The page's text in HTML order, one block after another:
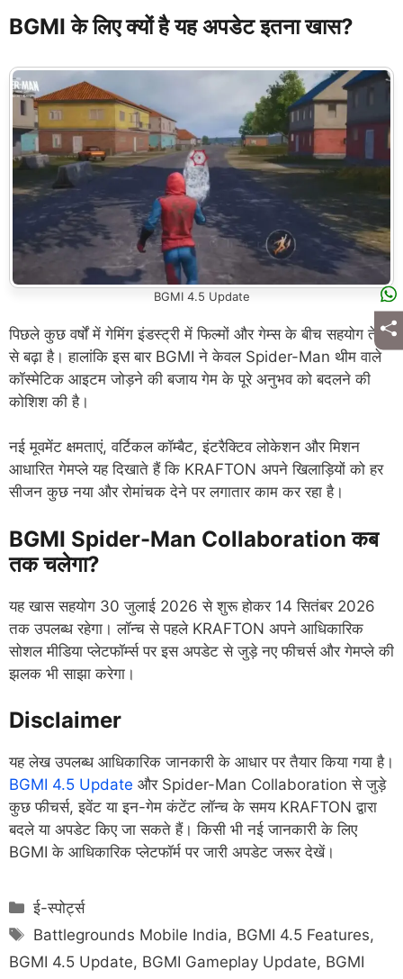
BGMI के लिए क्यों है यह अपडेट इतना खास?
BGMI 4.5 Update
पिछले कुछ वर्षों में गेमिंग इंडस्ट्री में फिल्मों और गेम्स के बीच सहयोग तेजी
से बढ़ा है। हालांकि इस बार BGMI ने केवल Spider-Man थीम वाले
कॉस्मेटिक आइटम जोड़ने की बजाय गेम के पूरे अनुभव को बदलने की
कोशिश की है।
नई मूवमेंट क्षमताएं, वर्टिकल कॉम्बैट, इंटरैक्टिव लोकेशन और मिशन
आधारित गेमप्ले यह दिखाते हैं कि KRAFTON अपने खिलाड़ियों को हर
सीजन कुछ नया और रोमांचक देने पर लगातार काम कर रहा है।
BGMI Spider-Man Collaboration कब
तक चलेगा?
यह खास सहयोग 30 जुलाई 2026 से शुरू होकर 14 सितंबर 2026
तक उपलब्ध रहेगा। लॉन्च से पहले KRAFTON अपने आधिकारिक
सोशल मीडिया प्लेटफॉर्म्स पर इस अपडेट से जुड़े नए फीचर्स और गेमप्ले की
झलक भी साझा करेगा।
Disclaimer
यह लेख उपलब्ध आधिकारिक जानकारी के आधार पर तैयार किया गया है।
BGMI 4.5 Update और Spider-Man Collaboration से जुड़े
कुछ फीचर्स, इवेंट या इन-गेम कंटेंट लॉन्च के समय KRAFTON द्वारा
बदले या अपडेट किए जा सकते हैं। किसी भी नई जानकारी के लिए
BGMI के आधिकारिक प्लेटफॉर्म पर जारी अपडेट जरूर देखें।
Categories
ई-स्पोर्ट्स
Tags
Battlegrounds Mobile India, BGMI 4.5 Features,
BGMI 4.5 Update, BGMI Gameplay Update, BGMI